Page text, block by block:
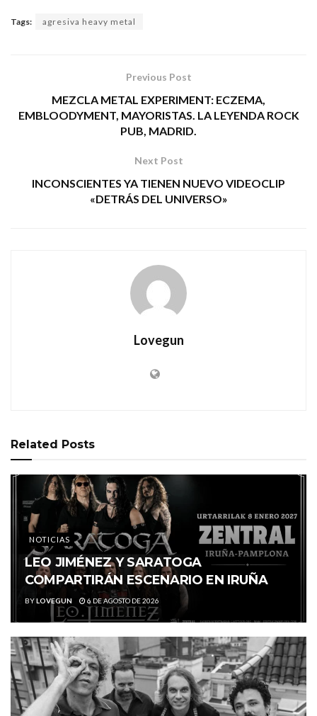
Tags: agresiva heavy metal
Previous Post
MEZCLA METAL EXPERIMENT: ECZEMA,
EMBLOODYMENT, MAYORISTAS. LA LEYENDA ROCK
PUB, MADRID.
Next Post
INCONSCIENTES YA TIENEN NUEVO VIDEOCLIP
«DETRÁS DEL UNIVERSO»
Lovegun
Related Posts
NOTICIAS
LEO JIMÉNEZ Y SARATOGA
COMPARTIRÁN ESCENARIO EN IRUÑA
BYLOVEGUN 6 DE AGOSTO DE 2026